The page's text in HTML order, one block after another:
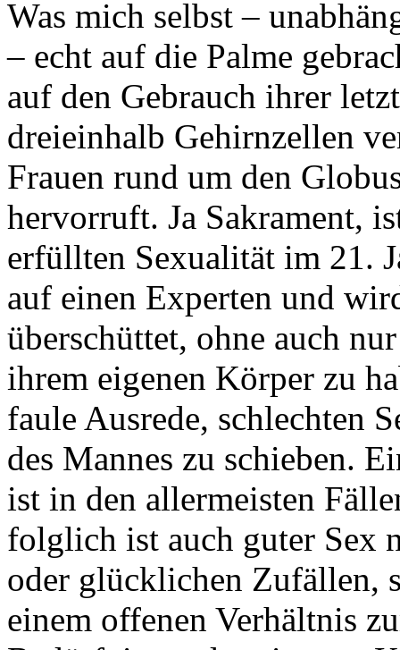
Was mich selbst –
– echt auf die Palme
auf den Gebrauch ihrer
dreieinhalb Gehirnzellen
Frauen rund um den
hervorruft. Ja Sakrament,
erfüllten Sexualität im 21.
auf einen Experten und
überschüttet, ohne auch
ihrem eigenen Körper zu
faule Ausrede, schlechten
des Mannes zu schieben.
ist in den allermeisten
folglich ist auch guter Sex
oder glücklichen Zufällen,
einem offenen Verhältnis